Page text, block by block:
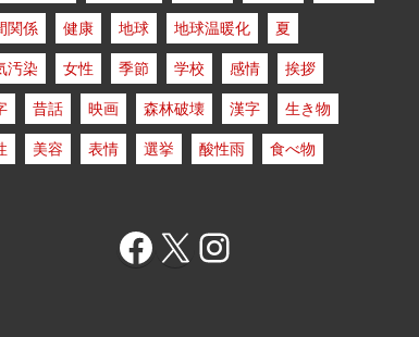
関係 健康 地球 地球温暖化
夏
汚染
女性 季節 学校 感情
挨拶
昔話 映画 森林破壊 漢字
生き物
美容 表情 選挙 酸性雨 食べ物
Facebook X Instagram